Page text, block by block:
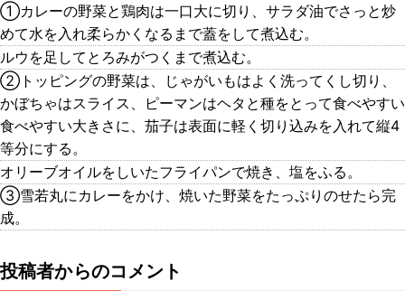
①カレーの野菜と鶏肉は一口大に切り、サラダ油でさっと炒
めて水を入れ柔らかくなるまで蓋をして煮込む。
ルウを足してとろみがつくまで煮込む。
②トッピングの野菜は、じゃがいもはよく洗ってくし切り、
かぼちゃはスライス、ピーマンはヘタと種をとって食べやすい
食べやすい大きさに、茄子は表面に軽く切り込みを入れて縦4
等分にする。
オリーブオイルをしいたフライパンで焼き、塩をふる。
③雪若丸にカレーをかけ、焼いた野菜をたっぷりのせたら完
成。
投稿者からのコメント